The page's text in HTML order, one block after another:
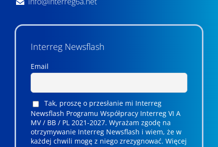
Interreg Newsflash
Email
Tak, proszę o przesłanie mi Interreg
Newsflash Programu Współpracy Interreg VI A
MV / BB / PL 2021-2027. Wyrażam zgodę na
otrzymywanie Interreg Newsflash i wiem, że w
każdej chwili mogę z niego zrezygnować. ­­Więcej